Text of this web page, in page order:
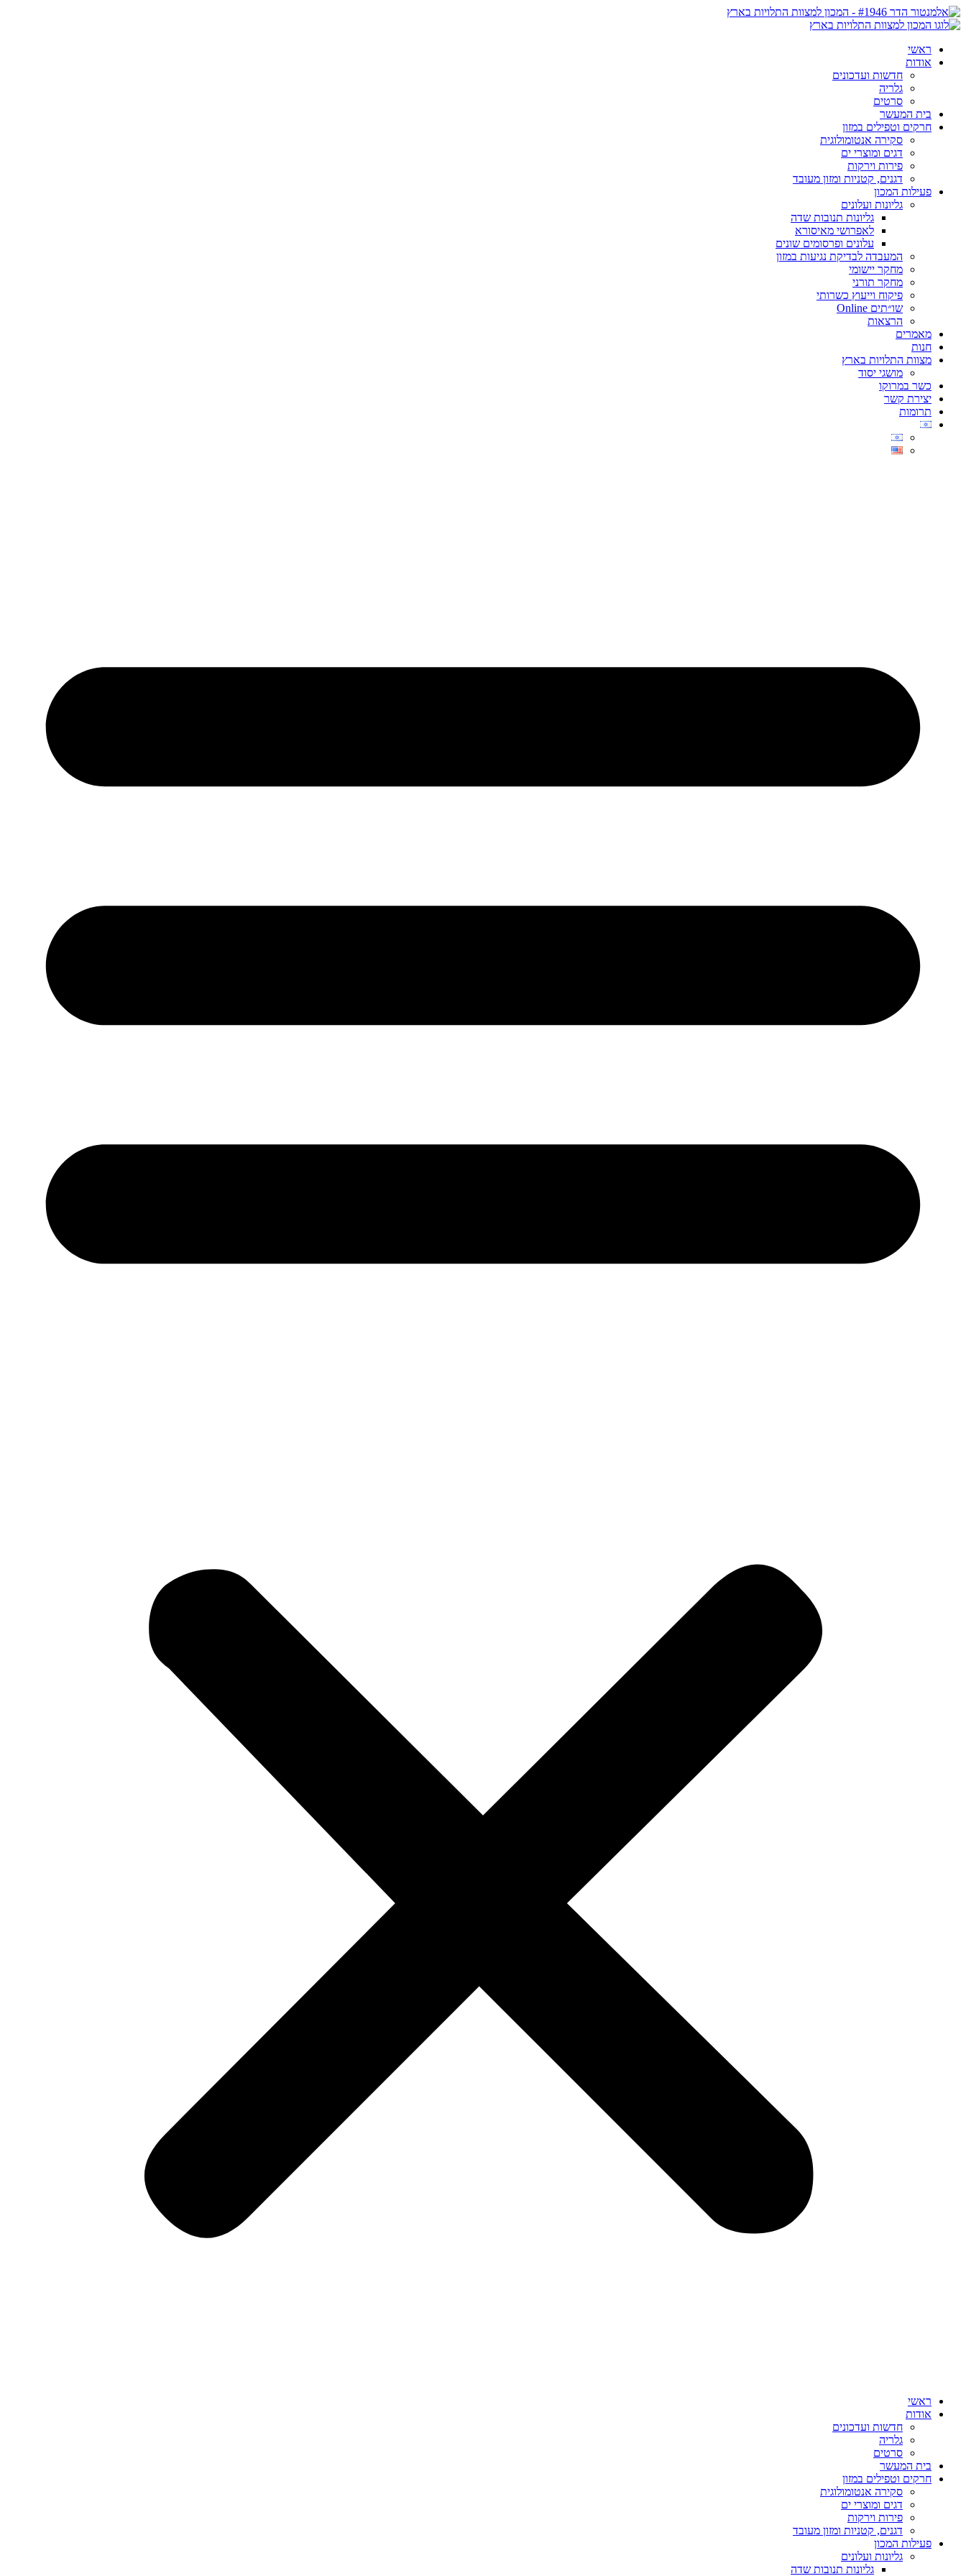
ראשי
אודות
חדשות ועדכונים
גלריה
סרטים
בית המעשר
חרקים וטפילים במזון
סקירה אנטומולוגית
דגים ומוצרי ים
פירות וירקות
דגנים, קטניות ומזון מעובד
פעילות המכון
גליונות ועלונים
גליונות תנובות שדה
לאפרושי מאיסורא
עלונים ופרסומים שונים
המעבדה לבדיקת נגיעות במזון
מחקר יישומי
מחקר תורני
פיקוח וייעוץ כשרותי
שו״תים Online
הרצאות
מאמרים
חנות
מצוות התלויות בארץ
מושגי יסוד
כשר במרוקו
יצירת קשר
תרומות
ראשי
אודות
חדשות ועדכונים
גלריה
סרטים
בית המעשר
חרקים וטפילים במזון
סקירה אנטומולוגית
דגים ומוצרי ים
פירות וירקות
דגנים, קטניות ומזון מעובד
פעילות המכון
גליונות ועלונים
גליונות תנובות שדה